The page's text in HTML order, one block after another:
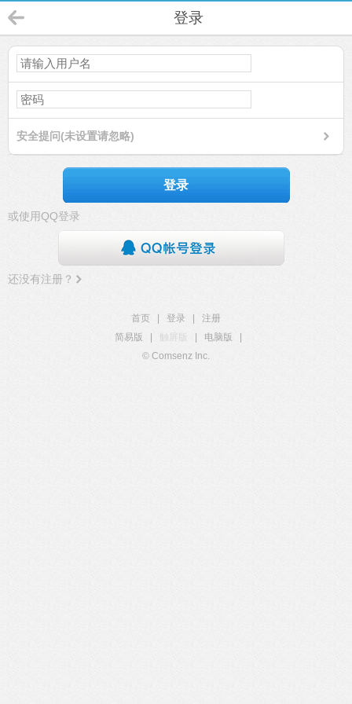
登录
安全提问(未设置请忽略)
登录
或使用QQ登录
还没有注册？
首页 登录
注册
简易版
触屏版 电脑版
© Comsenz Inc.